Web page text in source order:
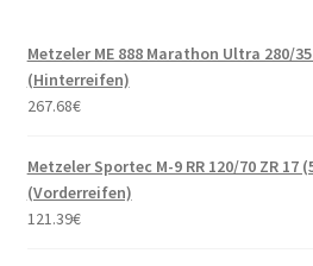
Metzeler ME 888 Marathon Ultra 280/35
(Hinterreifen)
267.68€
Metzeler Sportec M-9 RR 120/70 ZR 17
(Vorderreifen)
121.39€